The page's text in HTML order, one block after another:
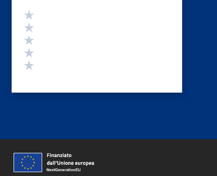
Valutazione